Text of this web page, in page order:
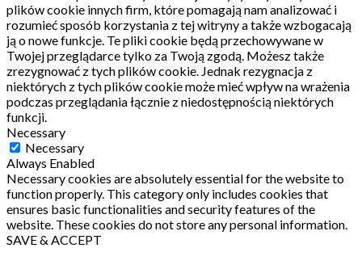
plików cookie innych firm, które pomagają nam analizować i
rozumieć sposób korzystania z tej witryny a także wzbogacają
ją o nowe funkcje. Te pliki cookie będą przechowywane w
Twojej przeglądarce tylko za Twoją zgodą. Możesz także
zrezygnować z tych plików cookie. Jednak rezygnacja z
niektórych z tych plików cookie może mieć wpływ na wrażenia
podczas przeglądania łącznie z niedostępnością niektórych
funkcji.
Necessary
Necessary
Always Enabled
Necessary cookies are absolutely essential for the website to
function properly. This category only includes cookies that
ensures basic functionalities and security features of the
website. These cookies do not store any personal information.
SAVE & ACCEPT